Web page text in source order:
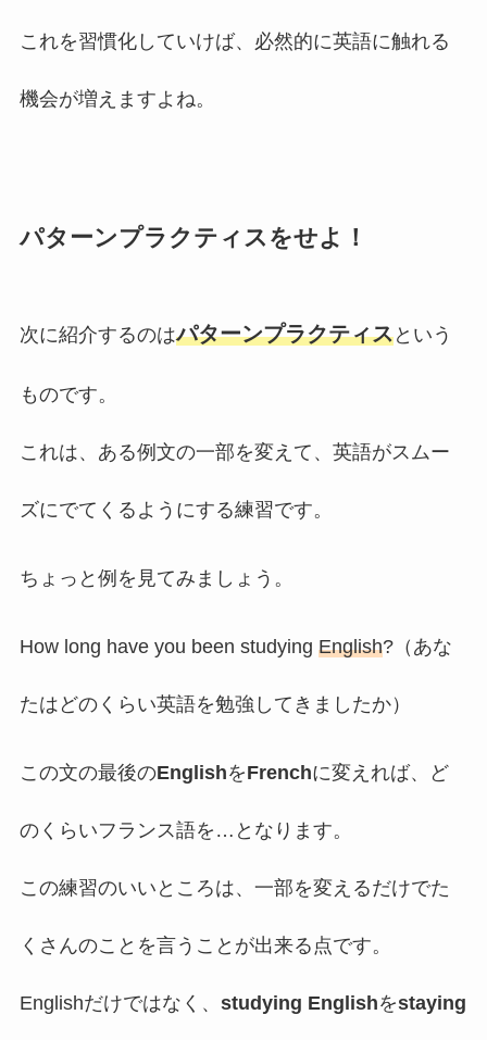
これを習慣化していけば、必然的に英語に触れる
機会が増えますよね。
パターンプラクティスをせよ！
次に紹介するのはパターンプラクティスという
ものです。
これは、ある例文の一部を変えて、英語がスムー
ズにでてくるようにする練習です。
ちょっと例を見てみましょう。
How long have you been studying English?（あな
たはどのくらい英語を勉強してきましたか）
この文の最後のEnglishをFrenchに変えれば、ど
のくらいフランス語を…となります。
この練習のいいところは、一部を変えるだけでた
くさんのことを言うことが出来る点です。
Englishだけではなく、 studying Englishをstaying